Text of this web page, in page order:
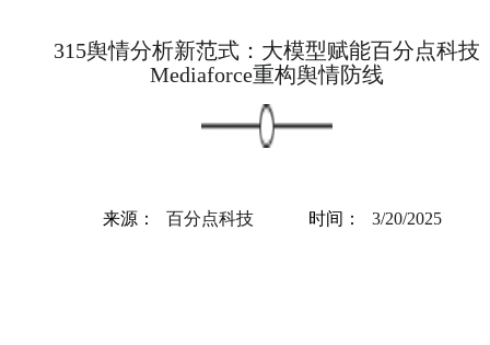
315舆情分析新范式：大模型赋能百分点科技
Mediaforce重构舆情防线
来源： 百分点科技 时间： 3/20/2025